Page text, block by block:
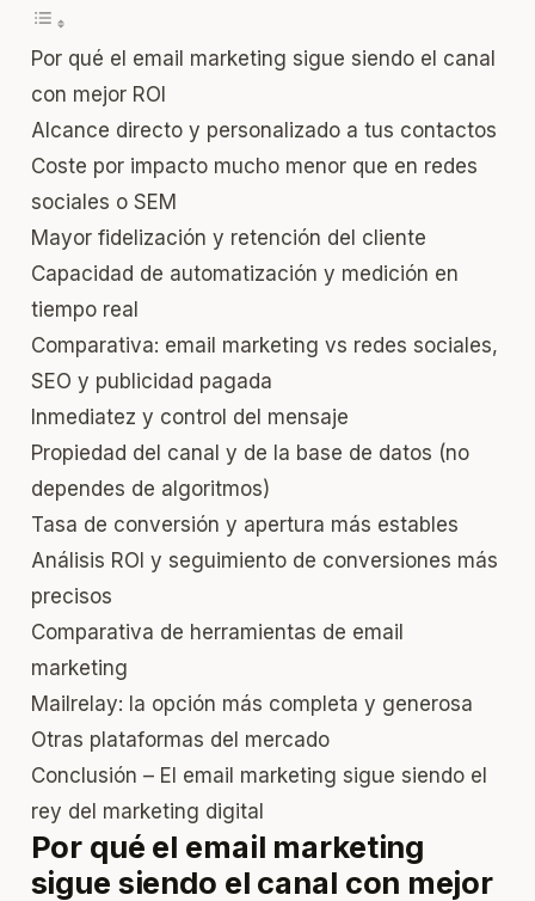
Por qué el email marketing sigue siendo el canal
con mejor ROI
Alcance directo y personalizado a tus contactos
Coste por impacto mucho menor que en redes
sociales o SEM
Mayor fidelización y retención del cliente
Capacidad de automatización y medición en
tiempo real
Comparativa: email marketing vs redes sociales,
SEO y publicidad pagada
Inmediatez y control del mensaje
Propiedad del canal y de la base de datos (no
dependes de algoritmos)
Tasa de conversión y apertura más estables
Análisis ROI y seguimiento de conversiones más
precisos
Comparativa de herramientas de email
marketing
Mailrelay: la opción más completa y generosa
Otras plataformas del mercado
Conclusión – El email marketing sigue siendo el
rey del marketing digital
Por qué el email marketing
sigue siendo el canal con mejor